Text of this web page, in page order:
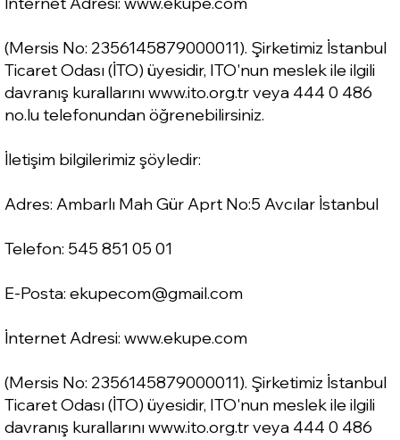
(Mersis No: 2356145879000011). Şirketimiz İstanbul
Ticaret Odası (İTO) üyesidir, ITO'nun meslek ile ilgili
davranış kurallarınıwww.ito.org.trveya 444 0 486
no.lu telefonundan öğrenebilirsiniz.
İletişim bilgilerimiz şöyledir:
Adres: Ambarlı Mah Gür Aprt No:5 Avcılar İstanbul
Telefon: 545 851 05 01
E-Posta:ekupecom@gmail.com
İnternet Adresi:www.ekupe.com
(Mersis No: 2356145879000011). Şirketimiz İstanbul
Ticaret Odası (İTO) üyesidir, ITO'nun meslek ile ilgili
davranış kurallarınıwww.ito.org.trveya 444 0 486